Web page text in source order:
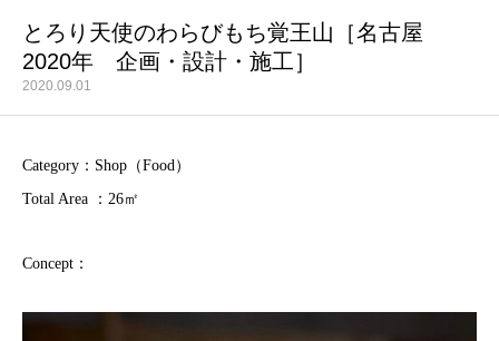
とろり天使のわらびもち覚王山［名古屋
2020年 企画・設計・施工］
2020.09.01
Category：Shop（Food）
Total Area ：26㎡
Concept：